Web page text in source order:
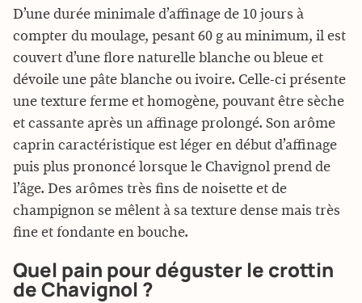
D’une durée minimale d’affinage de 10 jours à
compter du moulage, pesant 60 g au minimum, il est
couvert d’une flore naturelle blanche ou bleue et
dévoile une pâte blanche ou ivoire. Celle-ci présente
une texture ferme et homogène, pouvant être sèche
et cassante après un affinage prolongé. Son arôme
caprin caractéristique est léger en début d’affinage
puis plus prononcé lorsque le Chavignol prend de
l’âge. Des arômes très fins de noisette et de
champignon se mêlent à sa texture dense mais très
fine et fondante en bouche.
Quel pain pour déguster le crottin
de Chavignol ?